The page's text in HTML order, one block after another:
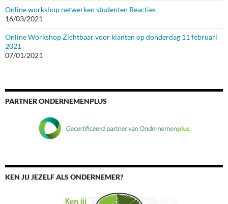
Online workshop netwerken studenten Reacties
16/03/2021
Online Workshop Zichtbaar voor klanten op donderdag 11 februari
2021
07/01/2021
PARTNER ONDERNEMENPLUS
KEN JIJ JEZELF ALS ONDERNEMER?